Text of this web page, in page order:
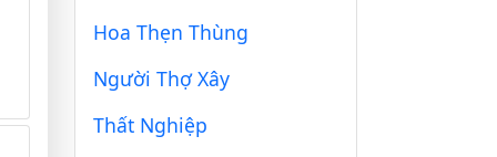
Hoa Thẹn Thùng
Người Thợ Xây
Thất Nghiệp